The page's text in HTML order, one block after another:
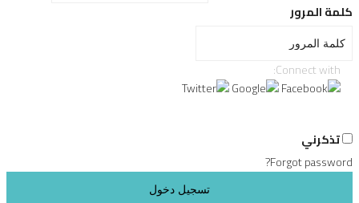
كلمة المرور
Connect with:
تذكرني
Forgot password?
تسجيل دخول